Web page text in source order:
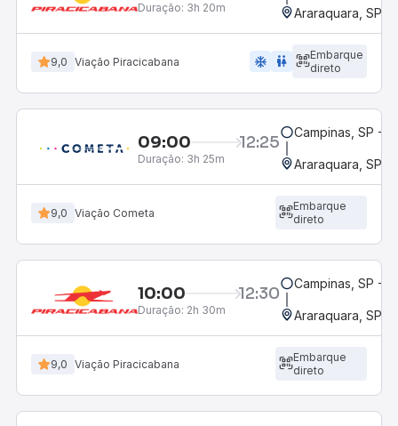
Duração: 3h 20m Araraquara, SP -
9,0 Viação Piracicabana ac_unit wc
Embarque
direto
09:00 12:25
Duração: 3h 25m
Campinas, SP -
Araraquara, SP -
9,0 Viação Cometa
Embarque
direto
10:00 12:30
Duração: 2h 30m
Campinas, SP -
Araraquara, SP -
9,0 Viação Piracicabana
Embarque
direto